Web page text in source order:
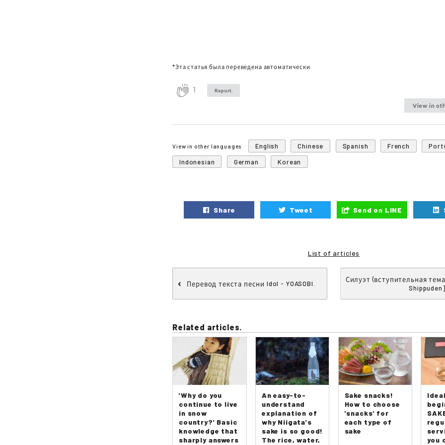
*Эта статья была переведена автоматически.
1 Report.
View in
View in other languages English Chinese Spanish French
Indonesian
German Korean
Share Tweet Send on LINE
List of articles
Перевод текста песни Idol - YOASOBI.
Силуэт (вступительная
Related articles.
'Why do you
continue to live
in snow
country?' Basic
knowledge that
sharply answers
An easy-to-
understand
explanation of
why Niigata's
sake is so good!
The rice, water,
Sake snacks!
How to choose
'snacks' for
each type of
sake
you